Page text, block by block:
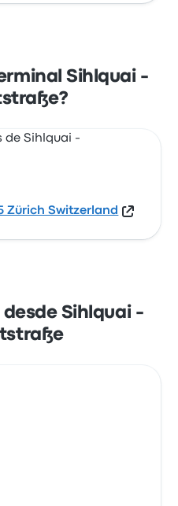
parada de autobús
Sihlquai -
Zürich Switzerland
desde Sihlquai -